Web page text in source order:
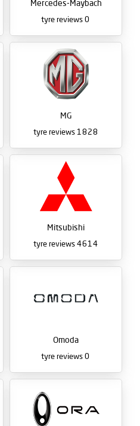
Mercedes-Maybach
0
tyre reviews
MG
1828
tyre reviews
Mitsubishi
4614
tyre reviews
Omoda
0
tyre reviews